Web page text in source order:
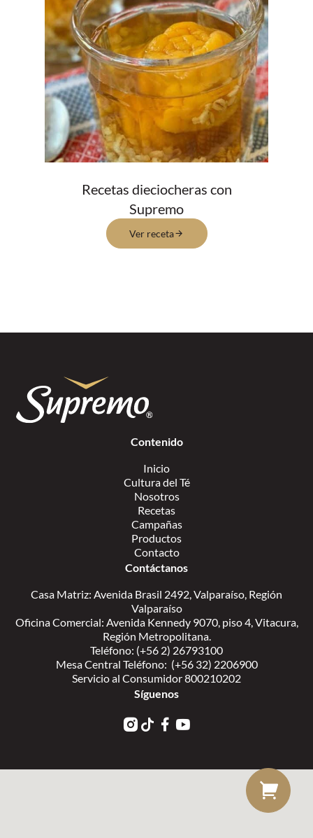
Recetas dieciocheras con
Supremo
Ver receta
Contenido
Inicio
Cultura del Té
Nosotros
Recetas
Campañas
Productos
Contacto
Contáctanos
Casa Matriz: Avenida Brasil 2492, Valparaíso, Región
Valparaíso
Oficina Comercial: Avenida Kennedy 9070, piso 4, Vitacura,
Región Metropolitana.
Teléfono: (+56 2) 26793100
Mesa Central Teléfono: (+56 32) 2206900
Servicio al Consumidor 800210202
Síguenos